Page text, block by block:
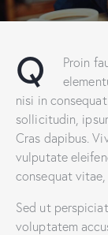
Q
Proin
nisi in
sollicitudin,
Cras dapibus.
vulputate
consequat vitae,
Sed ut
voluptatem